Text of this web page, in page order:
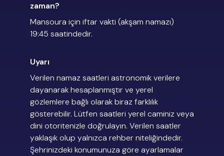
zaman?
Mansoura için iftar vakti (akşam namazı)
19:45 saatindedir.
Uyarı
Verilen namaz saatleri astronomik verilere
dayanarak hesaplanmıştır ve yerel
gözlemlere bağlı olarak biraz farklılık
gösterebilir. Lütfen saatleri yerel caminiz veya
dini otoritenizle doğrulayın. Verilen saatler
yaklaşık olup yalnızca rehber niteliğindedir.
Şehrinizdeki konumunuza göre ayarlamalar